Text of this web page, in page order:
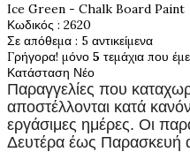
Ice Green - Chalk Board Paint
Κωδικός : 2620
Σε απόθεμα : 5 αντικείμενα
Γρήγορα! μόνο 5 τεμάχια που
Κατάσταση Νέο
Παραγγελίες που
αποστέλλονται κατά
εργάσιμες ημέρες. Οι
Δευτέρα έως Παρασκευή